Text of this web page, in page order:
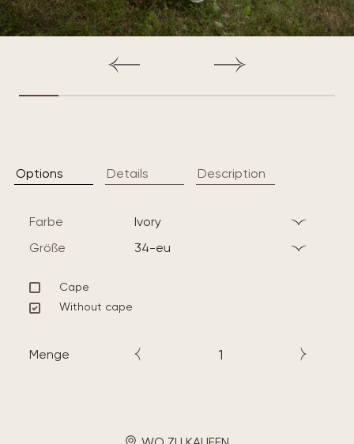
Options Details Description
Farbe
ivory
Größe
34-eu
Cape
Without cape
Menge